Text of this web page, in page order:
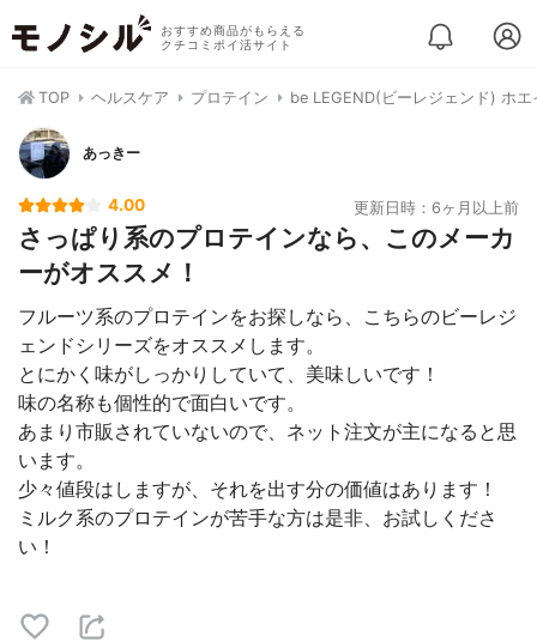
おすすめ商品がもらえる
クチコミポイ活サイト
TOP ヘルスケア プロテイン be LEGEND(ビーレジェンド) ホエ
あっきー
4.00 更新日時：6ヶ月以上前
さっぱり系のプロテインなら、このメーカ
ーがオススメ！
フルーツ系のプロテインをお探しなら、こちらのビーレジ
ェンドシリーズをオススメします。
とにかく味がしっかりしていて、美味しいです！
味の名称も個性的で面白いです。
あまり市販されていないので、ネット注文が主になると思
います。
少々値段はしますが、それを出す分の価値はあります！
ミルク系のプロテインが苦手な方は是非、お試しくださ
い！